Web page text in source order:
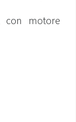
con motore